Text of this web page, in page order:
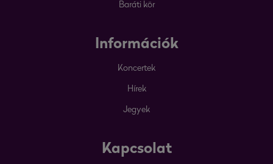
Baráti kör
Információk
Koncertek
Hírek
Jegyek
Kapcsolat